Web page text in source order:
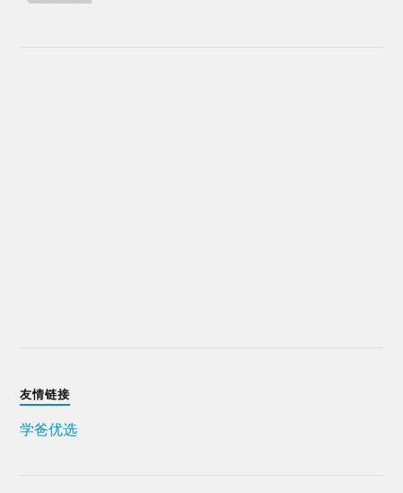
友情链接
学爸优选